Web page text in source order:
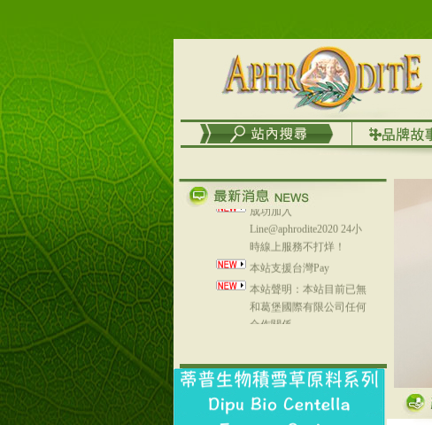
列，可以郵寄至部分亞太
地區～
在外租屋者、居住處無管
理員、不方便在工作地點
取件者，歡迎多多使用
【郵局i郵箱】的服務喔～
成功加入
Line@aphrodite2020 24小
時線上服務不打烊！
本站支援台灣Pay
本站聲明：本站目前已無
和葛堡國際有限公司任何
合作關係
本站支援支付宝
陆运费不限重量，调降为
NT$320(RMB￥71.00)